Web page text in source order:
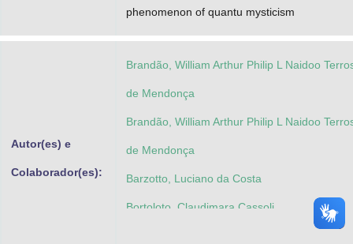
phenomenon of quantu mysticism
Autor(es) e
Colaborador(es):
Brandão, William Arthur Philip L Naidoo
de Mendonça
Brandão, William Arthur Philip L Naidoo
de Mendonça
Barzotto, Luciano da Costa
Bortoloto, Claudimara Cassoli